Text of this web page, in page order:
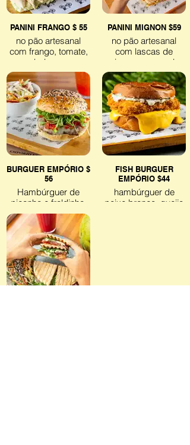
Veggie
PANINI FRANGO $ 55
no pão artesanal
com frango, tomate,
cebola roxa,
espinafre e maionese
de raiz forte.
Sem lactose
PANINI MIGNON $59
no pão artesanal
com lascas de
mignon, cogumelo,
broto de alfafa ao
molho roti, queijo de
castanha cremoso
com
mostarda ancienne.
Sem lactose
BURGUER EMPÓRIO $
56
Hambúrguer de
picanha e fraldinha,
mussarela de búfala,
geleia de tomate,
saladinha de rúcula e
rabanete.
FISH BURGUER
EMPÓRIO $44
hambúrguer de
peixe branco, queijo